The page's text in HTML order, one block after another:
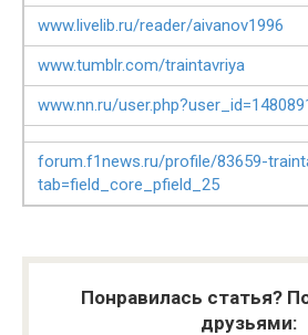
www.livelib.ru/reader/aivanov1996
www.tumblr.com/traintavriya
www.nn.ru/
forum.f1news.ru/profile/83659-
tab=field_core_pfield_25
Понравилась статья?
друзьями: